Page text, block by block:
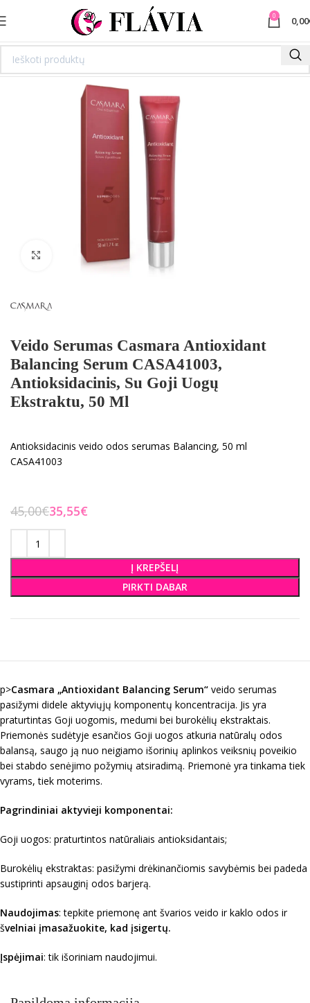
0 0,00
Spustelėkite norėdami padidinti
Veido Serumas Casmara Antioxidant
Balancing Serum CASA41003,
Antioksidacinis, Su Goji Uogų
Ekstraktu, 50 Ml
Antioksidacinis veido odos serumas Balancing, 50 ml
CASA41003
45,00€35,55€
Į KREPŠELĮ
PIRKTI DABAR
p>Casmara „Antioxidant Balancing Serum“ veido serumas
pasižymi didele aktyviųjų komponentų koncentracija. Jis yra
praturtintas Goji uogomis, medumi bei burokėlių ekstraktais.
Priemonės sudėtyje esančios Goji uogos atkuria natūralų odos
balansą, saugo ją nuo neigiamo išorinių aplinkos veiksnių poveikio
bei stabdo senėjimo požymių atsiradimą. Priemonė yra tinkama tiek
vyrams, tiek moterims.
Pagrindiniai aktyvieji komponentai:
Goji uogos: praturtintos natūraliais antioksidantais;
Burokėlių ekstraktas: pasižymi drėkinančiomis savybėmis bei padeda
sustiprinti apsauginį odos barjerą.
Naudojimas: tepkite priemonę ant švarios veido ir kaklo odos ir
švelniai įmasažuokite, kad įsigertų.
Įspėjimai: tik išoriniam naudojimui.